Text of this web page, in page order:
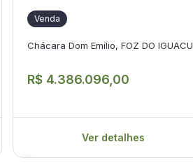
Venda
Chácara Dom Emílio, FOZ DO IGUACU
R$ 4.386.096,00
Ver detalhes